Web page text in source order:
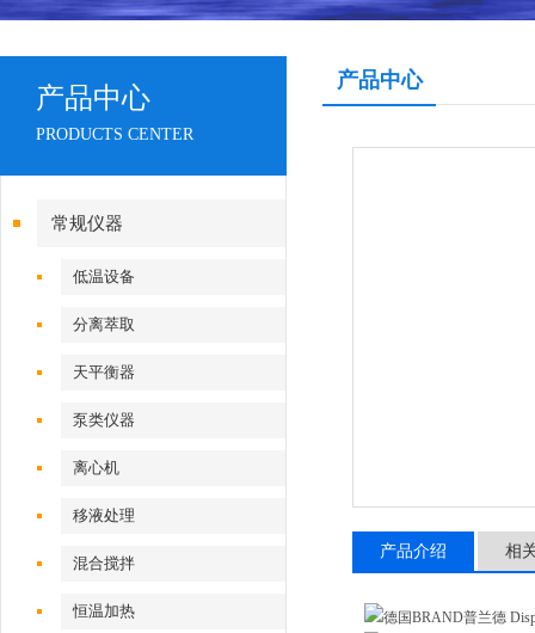
产品中心
PRODUCTS CENTER
常规仪器
低温设备
分离萃取
天平衡器
泵类仪器
离心机
移液处理
混合搅拌
恒温加热
产品中心
产品介绍 相